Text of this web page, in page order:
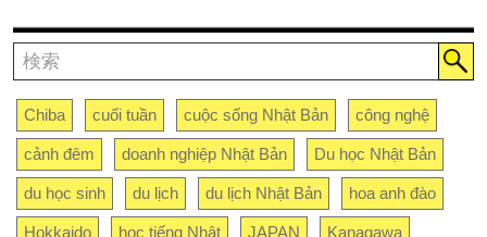
Chiba cuối tuần cuộc sống Nhật Bản công nghệ
cảnh đêm doanh nghiệp Nhật Bản Du học Nhật Bản
du học sinh du lịch du lịch Nhật Bản hoa anh đào
Hokkaido học tiếng Nhật JAPAN Kanagawa